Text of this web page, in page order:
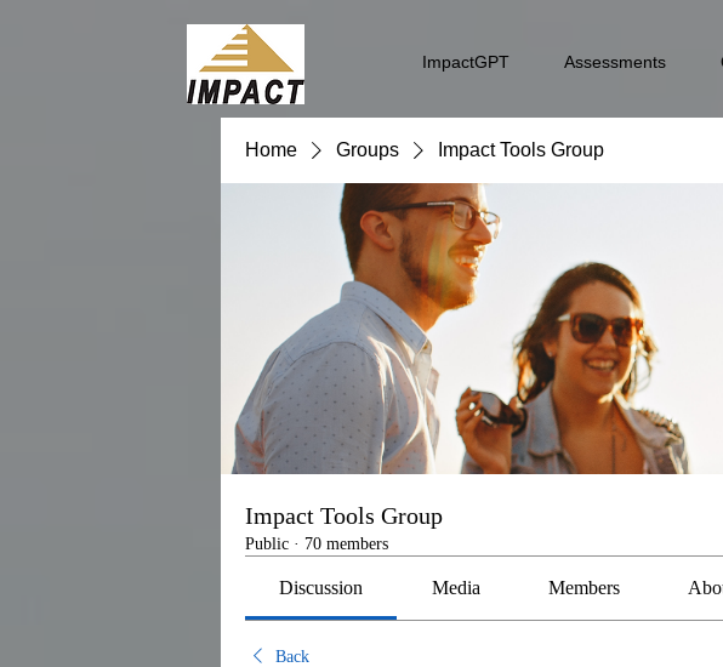
ImpactGPT Assessments
Home Groups Impact Tools Group
Impact Tools Group
Public · 70 members
Discussion Media Members
Back